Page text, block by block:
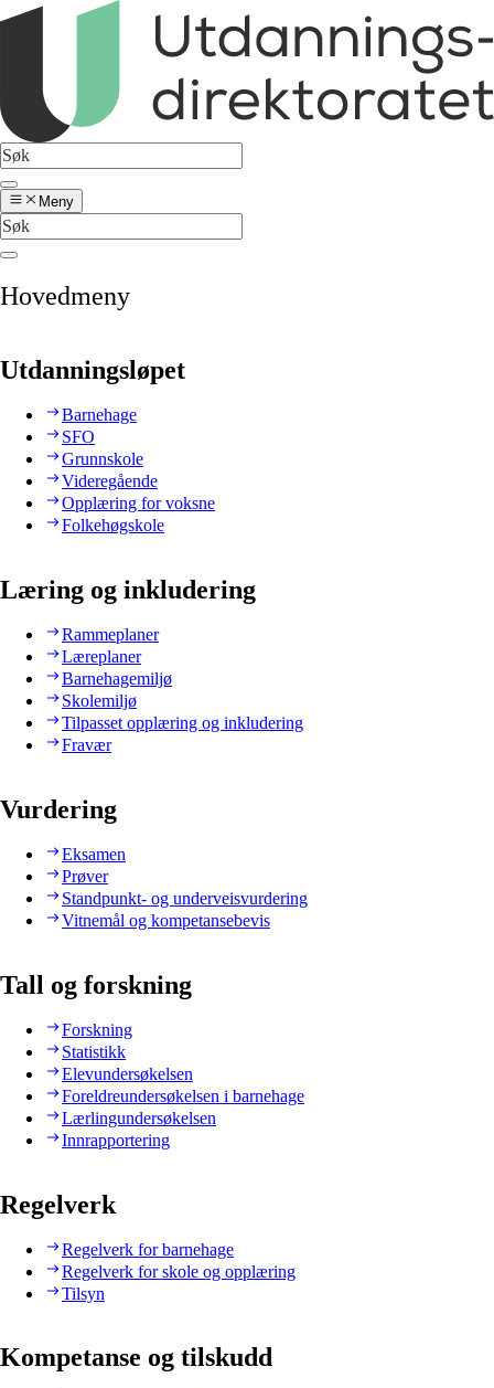
Meny
Hovedmeny
Utdanningsløpet
Barnehage
SFO
Grunnskole
Videregående
Opplæring for voksne
Folkehøgskole
Læring og inkludering
Rammeplaner
Læreplaner
Barnehagemiljø
Skolemiljø
Tilpasset opplæring og inkludering
Fravær
Vurdering
Eksamen
Prøver
Standpunkt- og underveisvurdering
Vitnemål og kompetansebevis
Tall og forskning
Forskning
Statistikk
Elevundersøkelsen
Foreldreundersøkelsen i barnehage
Lærlingundersøkelsen
Innrapportering
Regelverk
Regelverk for barnehage
Regelverk for skole og opplæring
Tilsyn
Kompetanse og tilskudd